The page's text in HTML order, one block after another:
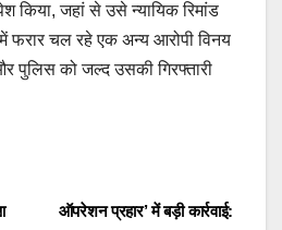
किया, जहां से उसे न्यायिक रिमांड
फरार चल रहे एक अन्य आरोपी विनय
पुलिस को जल्द उसकी गिरफ्तारी
ऑपरेशन प्रहार’ में बड़ी कार्रवाई: